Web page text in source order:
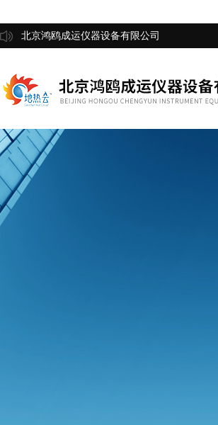
北京鸿鸥成运仪器设备有限公司